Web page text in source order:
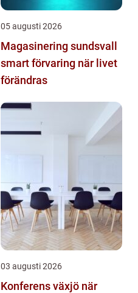
05 augusti 2026
Magasinering sundsvall
smart förvaring när livet
förändras
03 augusti 2026
Konferens växjö när